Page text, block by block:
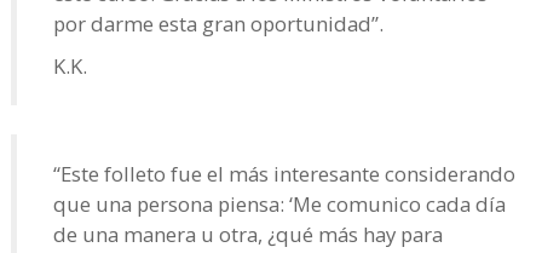
por darme esta gran oportunidad”.
K.K.
“Este folleto fue el más interesante considerando
que una persona piensa: ‘Me comunico cada día
de una manera u otra, ¿qué más hay para